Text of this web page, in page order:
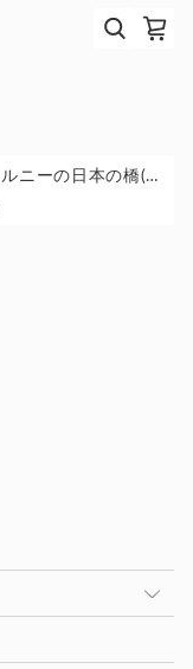
ジヴェルニーの日本の橋(ミニかせセット) あみどきyarn -socks-